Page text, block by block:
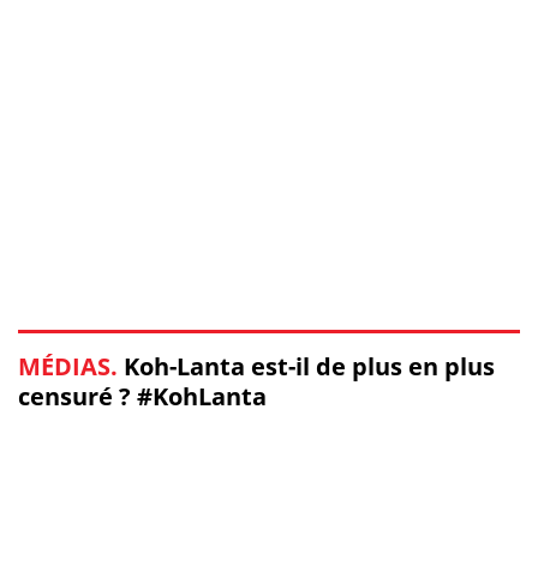
MÉDIAS. Koh-Lanta est-il de plus en plus
censuré ? #KohLanta